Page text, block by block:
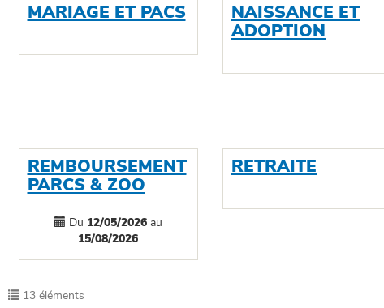
MARIAGE ET PACS
NAISSANCE ET
ADOPTION
REMBOURSEMENT
PARCS & ZOO
Du 12/05/2026au
15/08/2026
RETRAITE
13 éléments